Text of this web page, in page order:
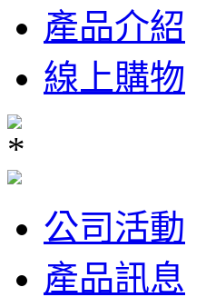
產品介紹
線上購物
公司活動
產品訊息